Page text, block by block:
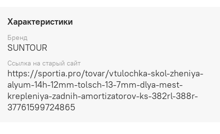
Характеристики
Бренд
SUNTOUR
Ссылка на старый сайт
https://sportia.pro/tovar/vtulochka-skol-zheniya-
alyum-14h-12mm-tolsch-13-7mm-dlya-mest-
krepleniya-zadnih-amortizatorov-ks-382rl-388r-
37761599724865